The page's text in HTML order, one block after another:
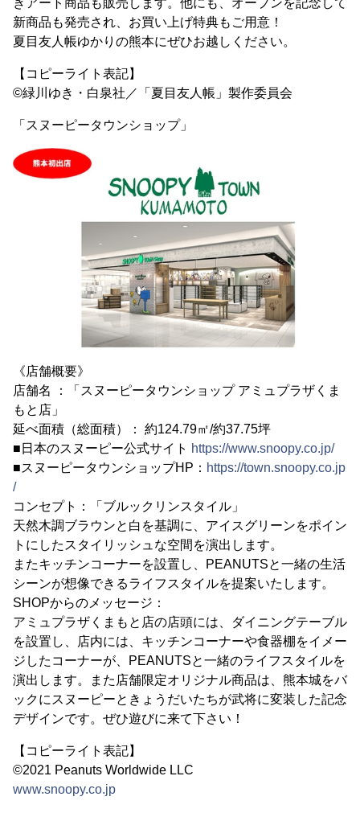
新商品も発売され、お買い上げ特典もご用意！
夏目友人帳ゆかりの熊本にぜひお越しください。
【コピーライト表記】
©緑川ゆき・白泉社／「夏目友人帳」製作委員会
「スヌーピータウンショップ」
《店舗概要》
店舗名 ：「スヌーピータウンショップ アミュプラザくま
もと店」
延べ面積（総面積）： 約124.79㎡/約37.75坪
■日本のスヌーピー公式サイト https://www.snoopy.co.jp/
■スヌーピータウンショップHP： https://town.snoopy.co.jp
/
コンセプト：「ブルックリンスタイル」
天然木調ブラウンと白を基調に、アイスグリーンをポイン
トにしたスタイリッシュな空間を演出します。
またキッチンコーナーを設置し、PEANUTSと一緒の生活
シーンが想像できるライフスタイルを提案いたします。
SHOPからのメッセージ：
アミュプラザくまもと店の店頭には、ダイニングテーブル
を設置し、店内には、キッチンコーナーや食器棚をイメー
ジしたコーナーが、PEANUTSと一緒のライフスタイルを
演出します。また店舗限定オリジナル商品は、熊本城をバ
ックにスヌーピーときょうだいたちが武将に変装した記念
デザインです。ぜひ遊びに来て下さい！
【コピーライト表記】
©2021 Peanuts Worldwide LLC
www.snoopy.co.jp